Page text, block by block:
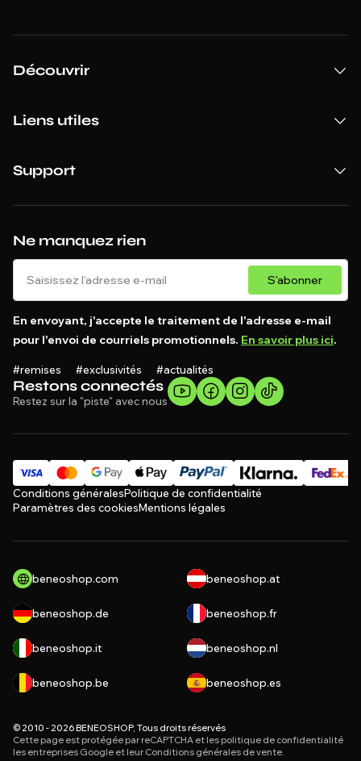
Restons connectés
Restez sur la "piste" avec nous
Ne manquez rien
S'abonner
En envoyant, j'accepte le traitement de l'adresse e-mail
pour l'envoi de courriels promotionnels. En savoir plus ici.
#remises #exclusivités #actualités
Découvrir
Liens utiles
Support
Conditions généralesPolitique de confidentialité
Paramètres des cookiesMentions légales
beneoshop.com beneoshop.at
beneoshop.de beneoshop.fr
beneoshop.it beneoshop.nl
beneoshop.be beneoshop.es
© 2010 - 2026 BENEOSHOP, Tous droits réservés
Cette page est protégée par reCAPTCHA et les politique de confidentialité
les entreprises Google et leur Conditions générales de vente.